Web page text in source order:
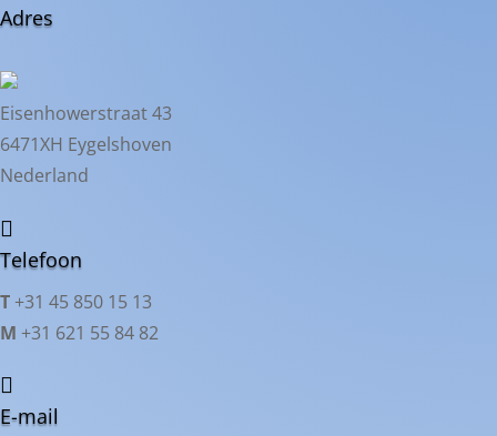
Adres
Eisenhowerstraat 43
6471XH Eygelshoven
Nederland

Telefoon
T+31 45 850 15 13
M +31 621 55 84 82

E-mail